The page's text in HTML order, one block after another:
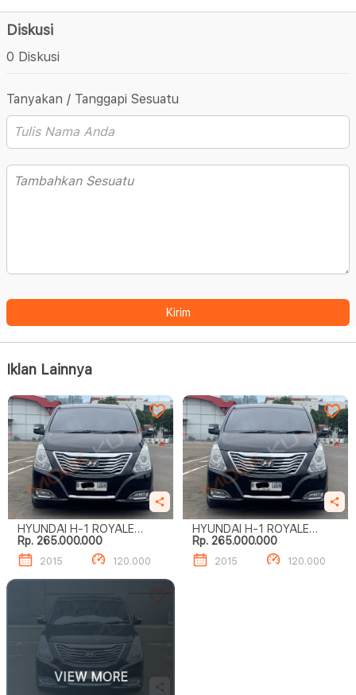
Diskusi
0 Diskusi
Tanyakan / Tanggapi Sesuatu
Kirim
Iklan Lainnya
HYUNDAI H-1 ROYALE
DIESEL
Rp. 265.000.000
2015 120.000
HYUNDAI H-1 ROYALE
DIESEL
Rp. 265.000.000
2015 120.000
VIEW MORE